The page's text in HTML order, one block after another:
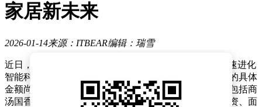
家居新未来
2026-01-14来源：ITBEAR编辑：瑞雪
近日，天眼查APP披露了一则重要融资信息，深圳市光速进化
智能科技有限公司顺利完成天使轮融资。尽管本轮融资的具体
金额尚未对外公布，但参与投资的机构阵容颇为强大，包括商
汤国香资本、东方富海、讯飞创投、洪泰基金、正轩投资、面